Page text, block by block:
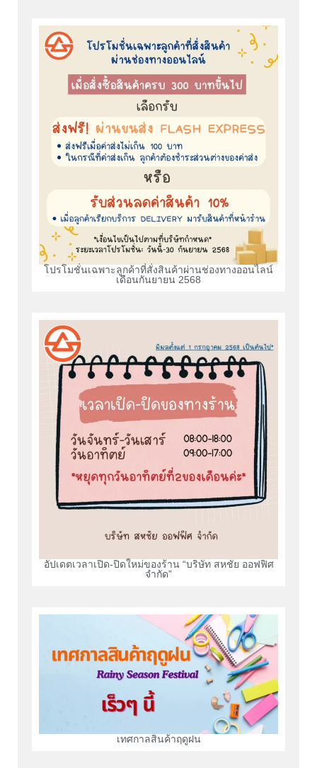
โปรโมชั่นเฉพาะลูกค้าที่สั่งสินค้าผ่านช่องทางออนไลน์
เดือนกันยายน 2568
อัปเดตเวลาเปิด-ปิดใหม่ของร้าน “บริษัท สหชัย ออฟฟิศ
จำกัด”
เทศกาลสินค้าฤดูฝน